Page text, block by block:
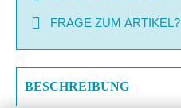
FRAGE ZUM ARTIKEL?
BESCHREIBUNG